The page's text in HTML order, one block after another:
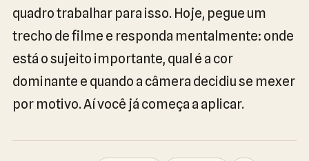
quadro trabalhar para isso. Hoje, pegue um
trecho de filme e responda mentalmente: onde
está o sujeito importante, qual é a cor
dominante e quando a câmera decidiu se mexer
por motivo. Aí você já começa a aplicar.